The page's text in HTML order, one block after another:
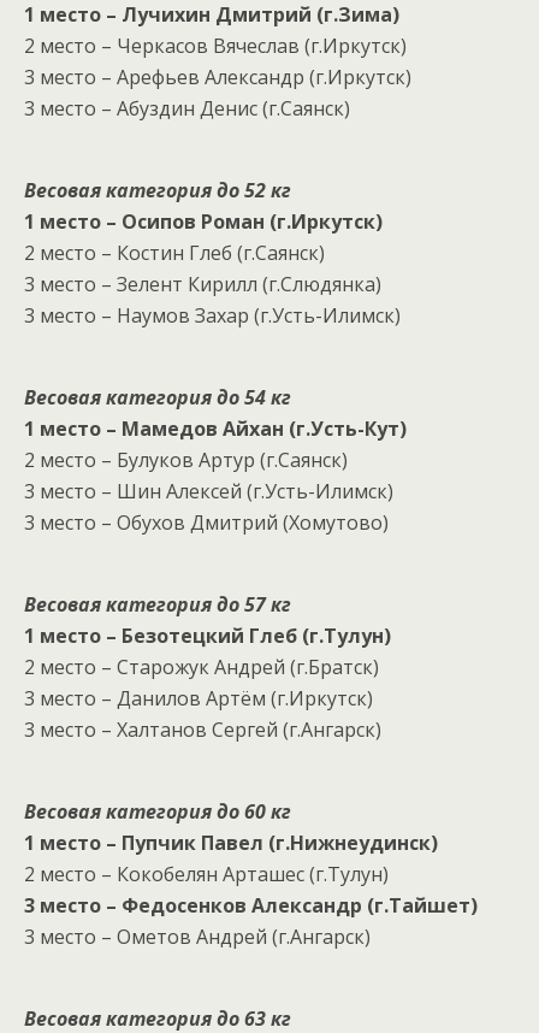
1 место – Лучихин Дмитрий (г.Зима)
2 место – Черкасов Вячеслав (г.Иркутск)
3 место – Арефьев Александр (г.Иркутск)
3 место – Абуздин Денис (г.Саянск)
Весовая категория до 52 кг
1 место – Осипов Роман (г.Иркутск)
2 место – Костин Глеб (г.Саянск)
3 место – Зелент Кирилл (г.Слюдянка)
3 место – Наумов Захар (г.Усть-Илимск)
Весовая категория до 54 кг
1 место – Мамедов Айхан (г.Усть-Кут)
2 место – Булуков Артур (г.Саянск)
3 место – Шин Алексей (г.Усть-Илимск)
3 место – Обухов Дмитрий (Хомутово)
Весовая категория до 57 кг
1 место – Безотецкий Глеб (г.Тулун)
2 место – Старожук Андрей (г.Братск)
3 место – Данилов Артём (г.Иркутск)
3 место – Халтанов Сергей (г.Ангарск)
Весовая категория до 60 кг
1 место – Пупчик Павел (г.Нижнеудинск)
2 место – Кокобелян Арташес (г.Тулун)
3 место – Федосенков Александр (г.Тайшет)
3 место – Ометов Андрей (г.Ангарск)
Весовая категория до 63 кг